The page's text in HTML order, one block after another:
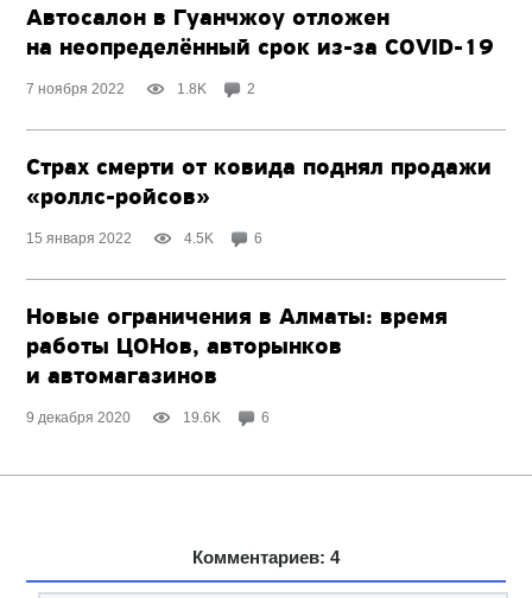
Автосалон в Гуанчжоу отложен
на неопределённый срок из-за COVID-19
7 ноября 2022 1.8K 2
Страх смерти от ковида поднял продажи
«роллс-ройсов»
15 января 2022 4.5K 6
Новые ограничения в Алматы: время
работы ЦОНов, авторынков
и автомагазинов
9 декабря 2020 19.6K 6
Комментариев: 4